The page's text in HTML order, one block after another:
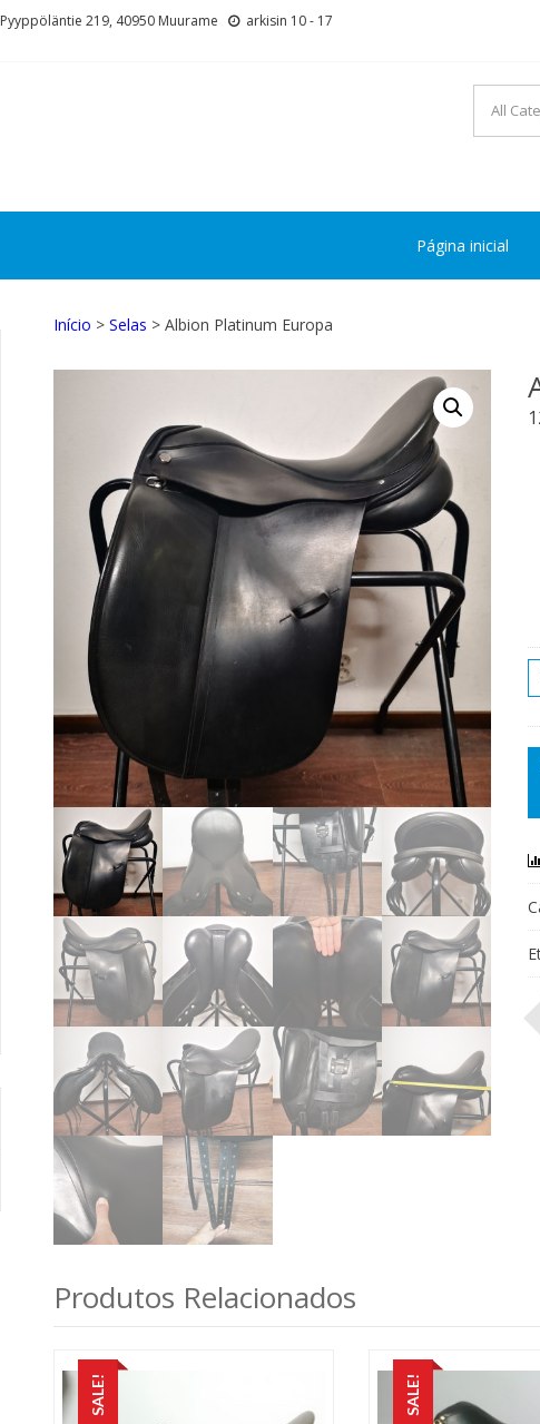
Pyyppöläntie 219, 40950 Muurame arkisin 10 - 17
Página inicial
Início > Selas > Albion Platinum Europa
Produtos Relacionados
SALE! SALE!